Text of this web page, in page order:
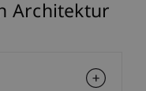
Architektur